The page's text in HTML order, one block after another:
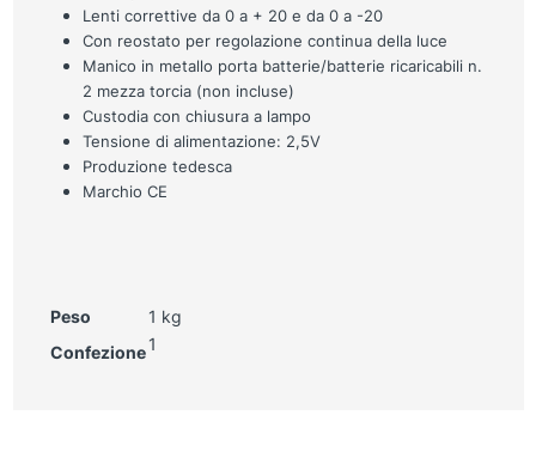
Lenti correttive da 0 a + 20 e da 0 a -20
Con reostato per regolazione continua della luce
Manico in metallo porta batterie/batterie ricaricabili n.
2 mezza torcia (non incluse)
Custodia con chiusura a lampo
Tensione di alimentazione: 2,5V
Produzione tedesca
Marchio CE
Peso
1 kg
Confezione 1